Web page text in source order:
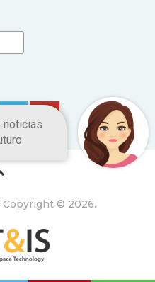
Copyright © 2026.